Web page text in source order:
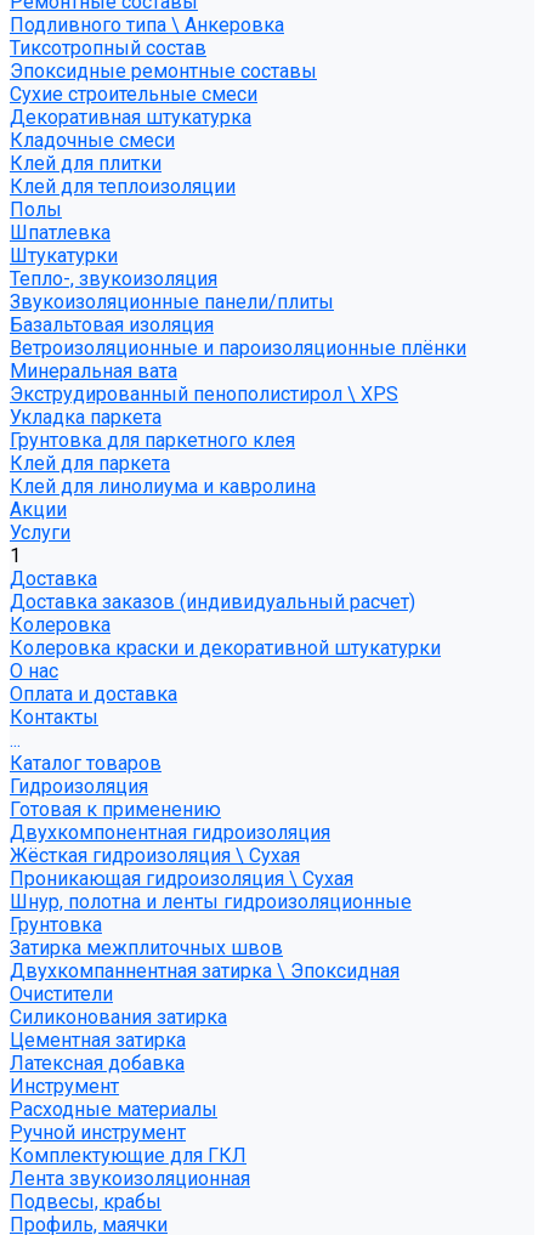
Подливного типа \ Анкеровка
Тиксотропный состав
Эпоксидные ремонтные составы
Сухие строительные смеси
Декоративная штукатурка
Кладочные смеси
Клей для плитки
Клей для теплоизоляции
Полы
Шпатлевка
Штукатурки
Тепло-, звукоизоляция
Звукоизоляционные панели/плиты
Базальтовая изоляция
Ветроизоляционные и пароизоляционные плёнки
Минеральная вата
Экструдированный пенополистирол \ XPS
Укладка паркета
Грунтовка для паркетного клея
Клей для паркета
Клей для линолиума и кавролина
Акции
Услуги
1
Доставка
Доставка заказов (индивидуальный расчет)
Колеровка
Колеровка краски и декоративной штукатурки
О нас
Оплата и доставка
Контакты
...
Каталог товаров
Гидроизоляция
Готовая к применению
Двухкомпонентная гидроизоляция
Жёсткая гидроизоляция \ Сухая
Проникающая гидроизоляция \ Сухая
Шнур, полотна и ленты гидроизоляционные
Грунтовка
Затирка межплиточных швов
Двухкомпаннентная затирка \ Эпоксидная
Очистители
Силиконования затирка
Цементная затирка
Латексная добавка
Инструмент
Расходные материалы
Ручной инструмент
Комплектующие для ГКЛ
Лента звукоизоляционная
Подвесы, крабы
Профиль, маячки